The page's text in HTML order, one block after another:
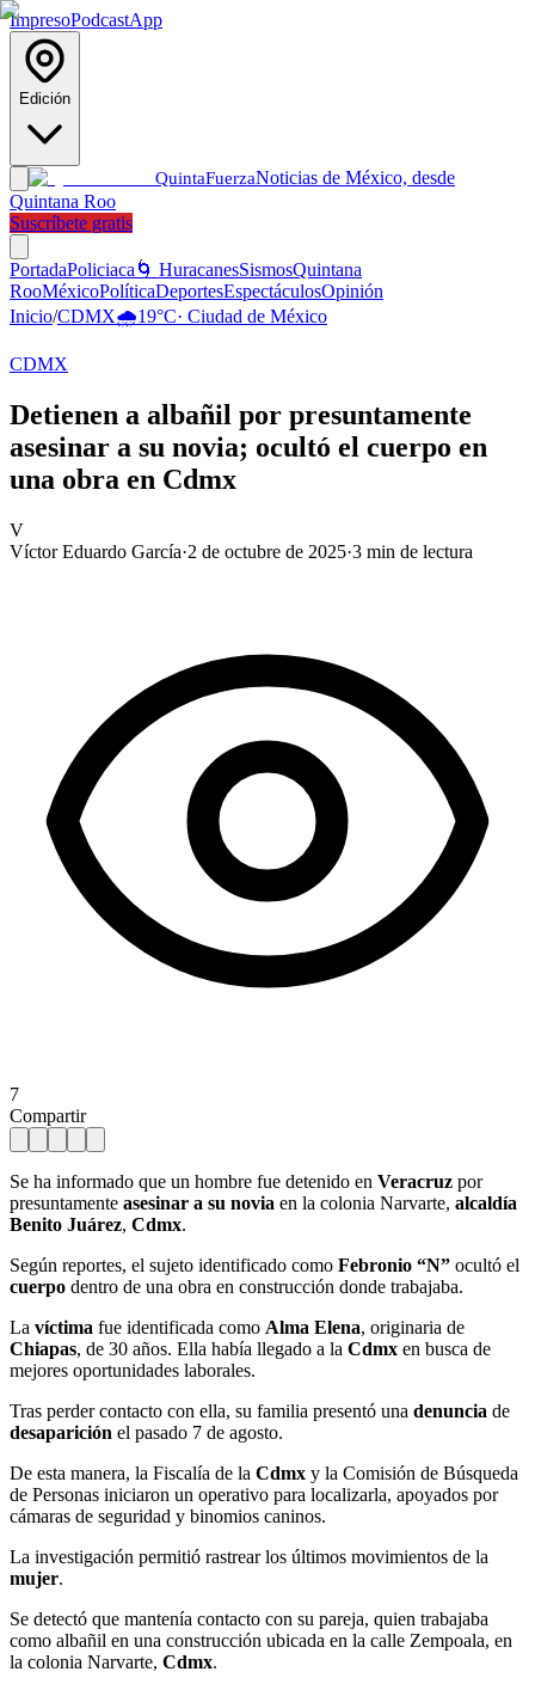
ImpresoPodcastApp
Edición
QuintaFuerzaNoticias de México, desde
Quintana Roo
Suscríbete gratis
PortadaPoliciaca 🌀 HuracanesSismosQuintana
RooMéxicoPolíticaDeportesEspectáculosOpinión
Inicio/CDMX🌧️19°C· Ciudad de México
CDMX
Detienen a albañil por presuntamente
asesinar a su novia; ocultó el cuerpo en
una obra en Cdmx
V
Víctor Eduardo García·2 de octubre de 2025·3 min de lectura
7
Compartir
Se ha informado que un hombre fue detenido en Veracruz por
presuntamente asesinar a su novia en la colonia Narvarte, alcaldía
Benito Juárez, Cdmx.
Según reportes, el sujeto identificado como Febronio “N” ocultó el
cuerpo dentro de una obra en construcción donde trabajaba.
La víctima fue identificada como Alma Elena, originaria de
Chiapas, de 30 años. Ella había llegado a la Cdmx en busca de
mejores oportunidades laborales.
Tras perder contacto con ella, su familia presentó una denuncia de
desaparición el pasado 7 de agosto.
De esta manera, la Fiscalía de la Cdmx y la Comisión de Búsqueda
de Personas iniciaron un operativo para localizarla, apoyados por
cámaras de seguridad y binomios caninos.
La investigación permitió rastrear los últimos movimientos de la
mujer.
Se detectó que mantenía contacto con su pareja, quien trabajaba
como albañil en una construcción ubicada en la calle Zempoala, en
la colonia Narvarte, Cdmx.